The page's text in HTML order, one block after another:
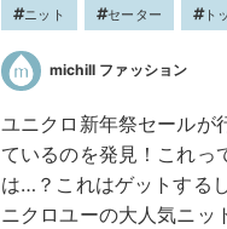
ニット セーター ト
michill ファッション
ユニクロ新年祭セールが
ているのを発見！これっ
は…？これはゲットする
ニクロユーの大人気ニ